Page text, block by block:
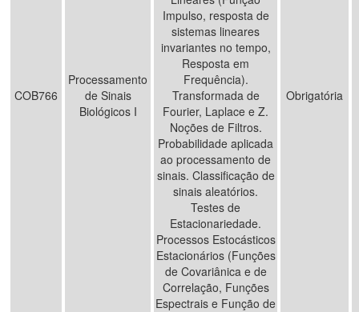
COB766
Processamento
de Sinais
Biológicos I
Impulso, resposta de
sistemas lineares
invariantes no tempo,
Resposta em
Frequência).
Transformada de
Fourier, Laplace e Z.
Noções de Filtros.
Probabilidade aplicada
ao processamento de
sinais. Classificação de
sinais aleatórios.
Testes de
Estacionariedade.
Processos Estocásticos
Estacionários (Funções
de Covariânica e de
Correlação, Funções
Espectrais e Função de
Obrigatória